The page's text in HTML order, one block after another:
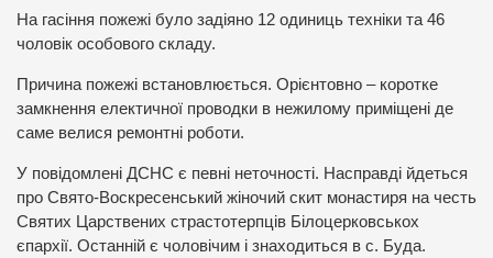
На гасіння пожежі було задіяно 12 одиниць техніки та 46
чоловік особового складу.
Причина пожежі встановлюється. Орієнтовно – коротке
замкнення електичної проводки в нежилому приміщені де
саме велися ремонтні роботи.
У повідомлені ДСНС є певні неточності. Насправді йдеться
про Свято-Воскресенський жіночий скит монастиря на честь
Святих Царствених страстотерпців Білоцерковськох
єпархії. Останній є чоловічим і знаходиться в с. Буда.